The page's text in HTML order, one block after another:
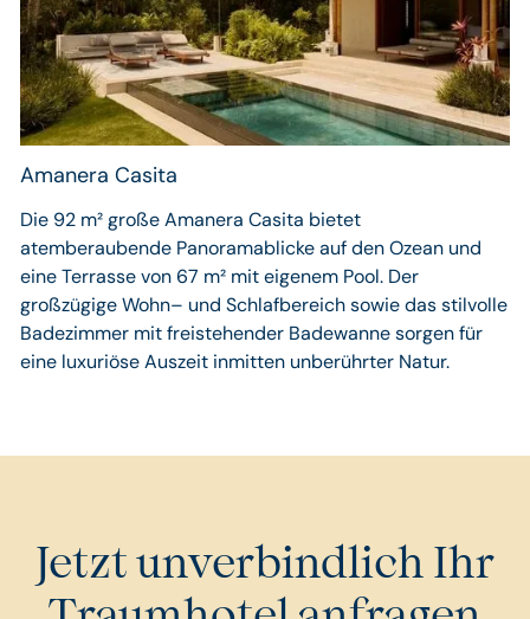
Amanera Casita
Die 92 m² große Amanera Casita bietet
atemberaubende Panoramablicke auf den Ozean und
eine Terrasse von 67 m² mit eigenem Pool. Der
großzügige Wohn– und Schlafbereich sowie das stilvolle
Badezimmer mit freistehender Badewanne sorgen für
eine luxuriöse Auszeit inmitten unberührter Natur.
Jetzt unverbindlich Ihr